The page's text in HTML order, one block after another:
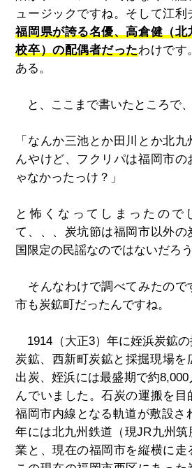
ュージックですね。そして江利
福岡県が誇る名優、高倉健（北
校卒）の配偶者だったわけです
ある。
と、ここまで書いたところで、
「なんか三池とか田川とか北
んやけど、フクリパは福岡市の
ゃなかったっけ？」
と怖くなってしまったので
て、、、炭坑節は福岡市以外の
国限定の民謡なのではないだろ
そんなわけで調べてみたので
市も炭鉱町だったんですね。
1914（大正3）年に姪浜炭鉱
炭鉱、西新町炭鉱と採掘現場を
出炭、姪浜には最盛期で約
んでいました。石炭の運搬を目
福岡市内線となる軌道が敷設さ
年には北九州鉄道（現JR九州
業と、現在の福岡市を縦横に走